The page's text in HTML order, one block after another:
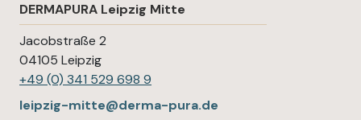
DERMAPURA Leipzig Mitte
Jacobstraße 2
04105 Leipzig
+49 (0) 341 529 698 9
leipzig-mitte@derma-pura.de